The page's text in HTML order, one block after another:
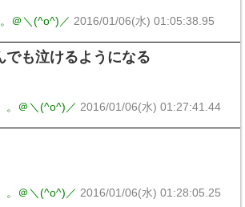
＠＼(^o^)／ 2016/01/06(水) 01:05:38.95
でも泣けるようになる
。＠＼(^o^)／ 2016/01/06(水) 01:27:41.44
。＠＼(^o^)／ 2016/01/06(水) 01:28:05.25